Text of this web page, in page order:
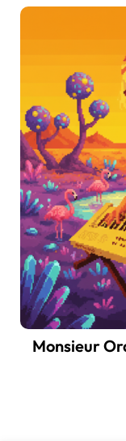
Monsieur